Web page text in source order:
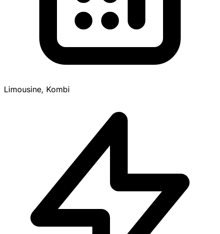
Limousine, Kombi